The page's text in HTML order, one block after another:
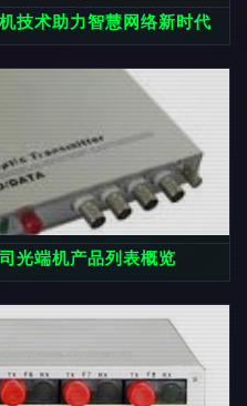
技术助力智慧网络新时代
光端机产品列表概览